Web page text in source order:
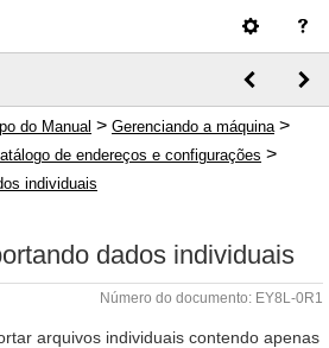
do Manual > Gerenciando a máquina >
de endereços e configurações >
individuais
dados individuais
Número do documento: EY8L-0R1
arquivos individuais contendo apenas